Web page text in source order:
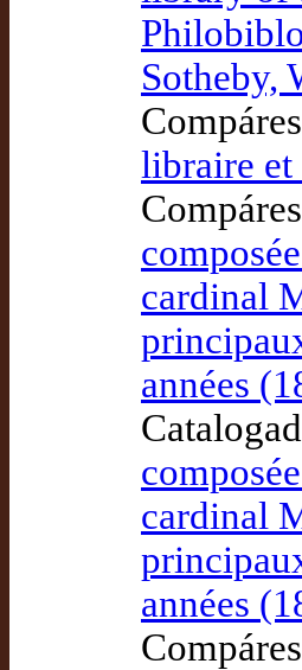
libraire et
cardinal
années
cardinal
années